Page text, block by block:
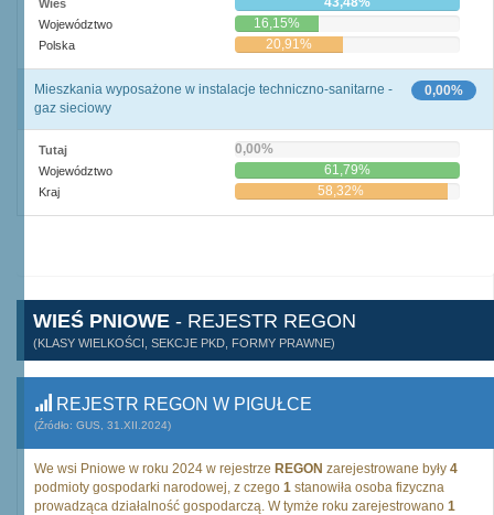
Wieś
Województwo 16,15%
Polska 20,91%
0,00%
Mieszkania wyposażone w instalacje techniczno-sanitarne -
gaz sieciowy
Tutaj 0,00%
Województwo 61,79%
Kraj 58,32%
WIEŚ PNIOWE - REJESTR REGON
(KLASY WIELKOŚCI, SEKCJE PKD, FORMY PRAWNE)
REJESTR REGON W PIGUŁCE
(Źródło: GUS, 31.XII.2024)
We wsi Pniowe w roku 2024 w rejestrze REGON zarejestrowane były 4
podmioty gospodarki narodowej, z czego 1 stanowiła osoba fizyczna
prowadząca działalność gospodarczą. W tymże roku zarejestrowano 1